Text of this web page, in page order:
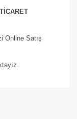
Online Satış